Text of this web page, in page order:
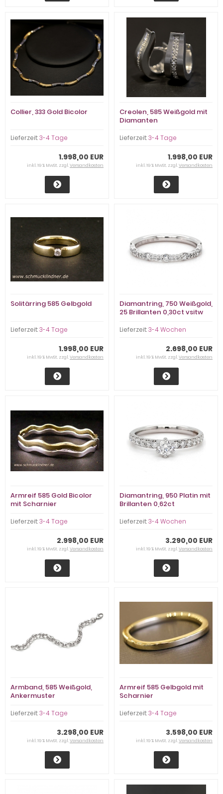
Collier, 333 Gold Bicolor
Lieferzeit:3-4 Tage
1.998,00 EUR
inkl. 19 % MwSt. zzgl.Versandkosten
Creolen, 585 Weißgold mit
Diamanten
Lieferzeit:3-4 Tage
1.998,00 EUR
inkl. 19 % MwSt. zzgl.Versandkosten
Solitärring 585 Gelbgold
Lieferzeit:3-4 Tage
1.998,00 EUR
inkl. 19 % MwSt. zzgl.Versandkosten
Diamantring, 750 Weißgold,
25 Brillanten 0,30ct vsitw
Lieferzeit:3-4 Wochen
2.698,00 EUR
inkl. 19 % MwSt. zzgl.Versandkosten
Armreif 585 Gold Bicolor
mit Scharnier
Lieferzeit:3-4 Tage
2.998,00 EUR
inkl. 19 % MwSt. zzgl.Versandkosten
Diamantring, 950 Platin mit
Brillanten 0,62ct
Lieferzeit:3-4 Wochen
3.290,00 EUR
inkl. 19 % MwSt. zzgl.Versandkosten
Armband, 585 Weißgold,
Ankermuster
Lieferzeit:3-4 Tage
3.298,00 EUR
inkl. 19 % MwSt. zzgl.Versandkosten
Armreif 585 Gelbgold mit
Scharnier
Lieferzeit:3-4 Tage
3.598,00 EUR
inkl. 19 % MwSt. zzgl.Versandkosten